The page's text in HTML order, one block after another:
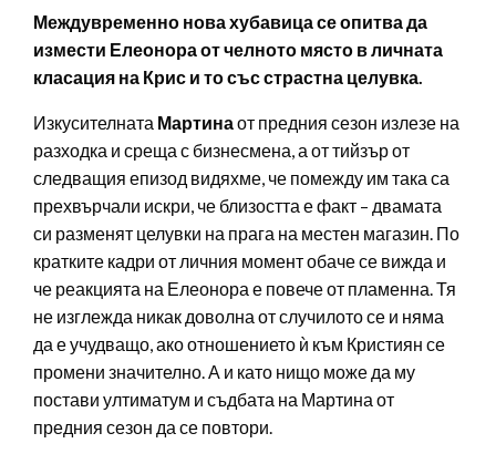
Междувременно нова хубавица се опитва да
измести Елеонора от челното място в личната
класация на Крис и то със страстна целувка.
Изкусителната Мартинаот предния сезон излезе на
разходка и среща с бизнесмена, а от тийзър от
следващия епизод видяхме, че помежду им така са
прехвърчали искри, че близостта е факт – двамата
си разменят целувки на прага на местен магазин. По
кратките кадри от личния момент обаче се вижда и
че реакцията на Елеонора е повече от пламенна. Тя
не изглежда никак доволна от случилото се и няма
да е учудващо, ако отношението ѝ към Кристиян се
промени значително. А и като нищо може да му
постави ултиматум и съдбата на Мартина от
предния сезон да се повтори.